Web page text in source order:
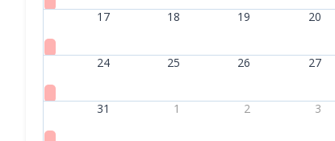
17 18 19 20
24 25 26 27
31 1 2 3